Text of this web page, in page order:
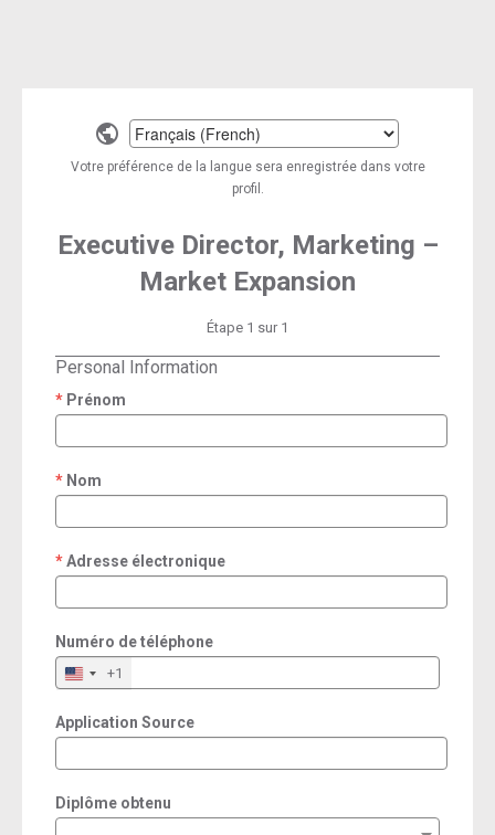
Select
a
language
Votre préférence de la langue sera enregistrée dans votre
profil.
Executive Director, Marketing –
Market Expansion
Étape 1 sur 1
Personal Information
Prénom
required
Nom
required
Adresse électronique
required
Numéro de téléphone
+1
Application Source
Diplôme obtenu